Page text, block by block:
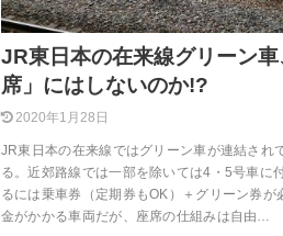
JR東日本の在来線グリーン
席」にはしないのか!?
2020年1月28日
JR東日本の在来線ではグリーン車が連結され
る。近郊路線では一部を除いては4・5号車に
るには乗車券（定期券もOK）＋グリーン券が
金がかかる車両だが、座席の仕組みは自由…